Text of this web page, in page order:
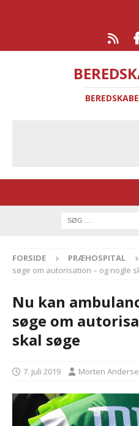
FORSIDE PRÆHOSPITAL
søge om autorisation – og nogle
Nu kan
søge om
skal søge
7. juli 2019 Morten